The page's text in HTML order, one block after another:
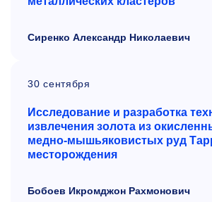
Сиренко Александр Николаевич
30 сентября
Исследование и разработка
извлечения золота из
медно-мышьяковистых руд
месторождения
Бобоев Икромджон Рахмонович